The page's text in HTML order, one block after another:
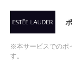
※本サービスでのポ
す。